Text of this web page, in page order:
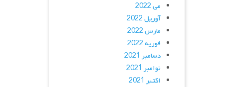
می 2022
آوریل 2022
مارس 2022
فوریه 2022
دسامبر 2021
نوامبر 2021
اکتبر 2021